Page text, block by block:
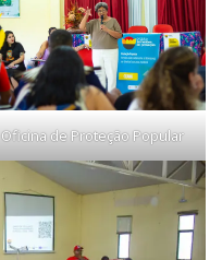
Oficina de Proteção Popular